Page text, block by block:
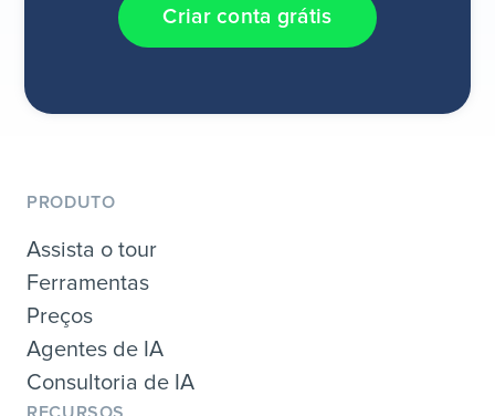
Criar conta grátis
PRODUTO
Assista o tour
Ferramentas
Preços
Agentes de IA
Consultoria de IA